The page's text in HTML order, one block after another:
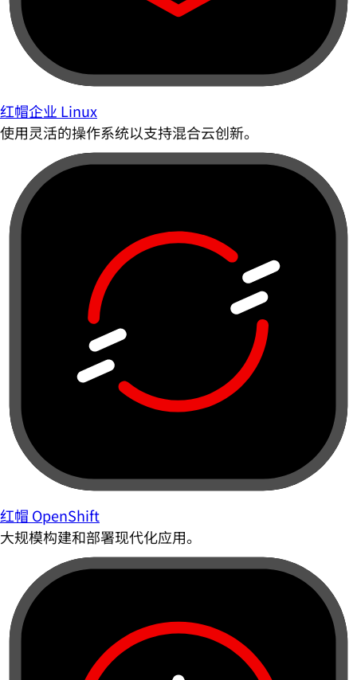
红帽企业 Linux
使用灵活的操作系统以支持混合云创新。
红帽 OpenShift
大规模构建和部署现代化应用。